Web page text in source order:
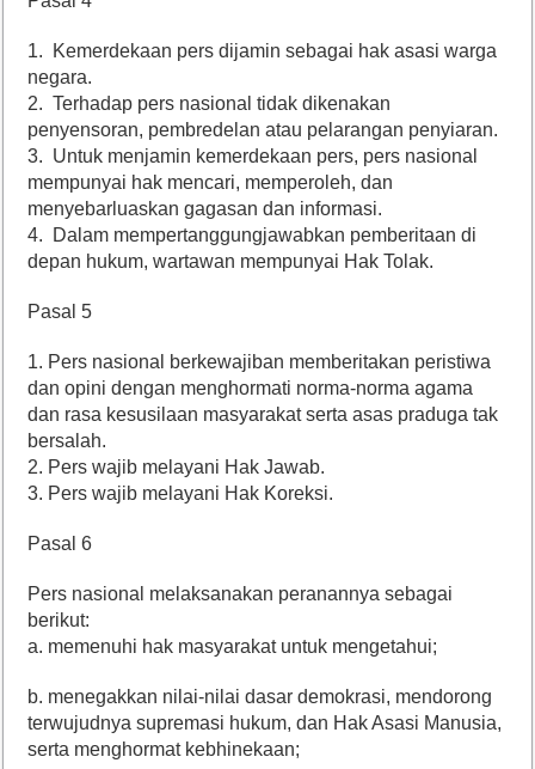
1. Kemerdekaan pers dijamin sebagai hak asasi warga
negara.
2. Terhadap pers nasional tidak dikenakan
penyensoran, pembredelan atau pelarangan penyiaran.
3. Untuk menjamin kemerdekaan pers, pers nasional
mempunyai hak mencari, memperoleh, dan
menyebarluaskan gagasan dan informasi.
4. Dalam mempertanggungjawabkan pemberitaan di
depan hukum, wartawan mempunyai Hak Tolak.
Pasal 5
1. Pers nasional berkewajiban memberitakan peristiwa
dan opini dengan menghormati norma-norma agama
dan rasa kesusilaan masyarakat serta asas praduga tak
bersalah.
2. Pers wajib melayani Hak Jawab.
3. Pers wajib melayani Hak Koreksi.
Pasal 6
Pers nasional melaksanakan peranannya sebagai
berikut:
a. memenuhi hak masyarakat untuk mengetahui;
b. menegakkan nilai-nilai dasar demokrasi, mendorong
terwujudnya supremasi hukum, dan Hak Asasi Manusia,
serta menghormat kebhinekaan;